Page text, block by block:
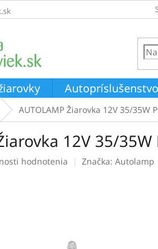
Autopríslušenstvo
AUTOLAMP Žiarovka 12V 35/35W
12V 35/
hodnotenia Značka: Autolamp